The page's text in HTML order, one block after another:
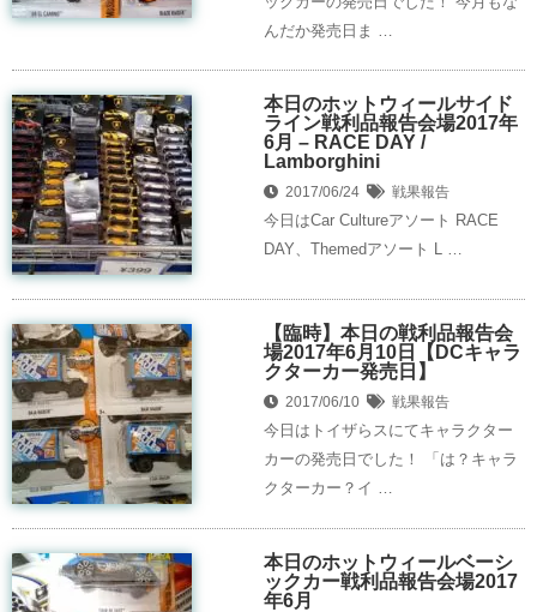
んだか発売日ま …
本日のホットウィールサイド
ライン戦利品報告会場2017年
6月 – RACE DAY /
Lamborghini
2017/06/24 戦果報告
今日はCar Cultureアソート RACE
DAY、Themedアソート L …
【臨時】本日の戦利品報告会
場2017年6月10日【DCキャラ
クターカー発売日】
2017/06/10 戦果報告
今日はトイザらスにてキャラクター
カーの発売日でした！ 「は？キャラ
クターカー？イ …
本日のホットウィールベーシ
ックカー戦利品報告会場2017
年6月